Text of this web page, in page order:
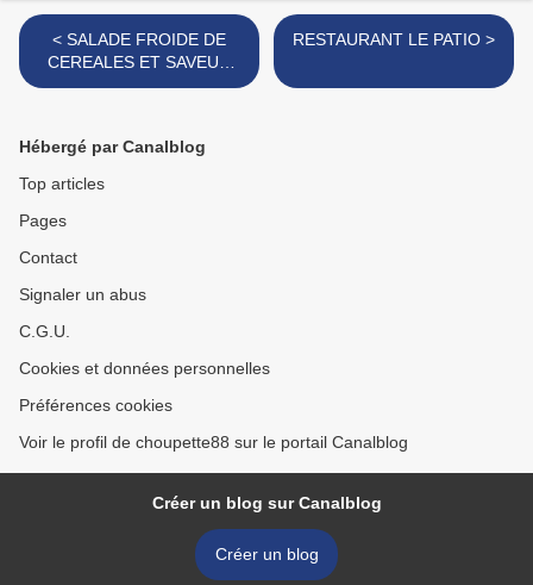
< SALADE FROIDE DE
CEREALES ET SAVEUR
PESTO ROSSO
RESTAURANT LE PATIO >
Hébergé par Canalblog
Top articles
Pages
Contact
Signaler un abus
C.G.U.
Cookies et données personnelles
Préférences cookies
Voir le profil de choupette88 sur le portail Canalblog
Créer un blog sur Canalblog
Créer un blog